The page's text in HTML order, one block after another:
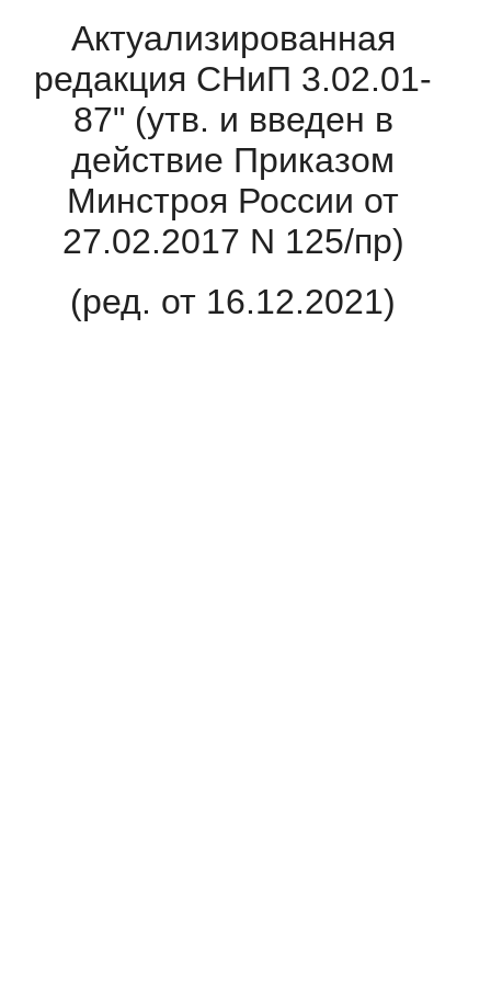
Актуализированная
редакция СНиП 3.02.01-
87" (утв. и введен в
действие Приказом
Минстроя России от
27.02.2017 N 125/пр)
(ред. от 16.12.2021)